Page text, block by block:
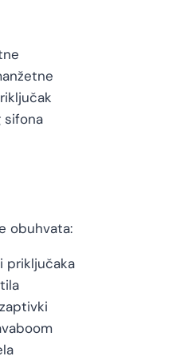
sifona
obuhvata:
priključaka